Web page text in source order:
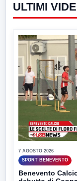
ULTIMI
7 AGOSTO 2026
SPORT BENEVENTO
Benevento